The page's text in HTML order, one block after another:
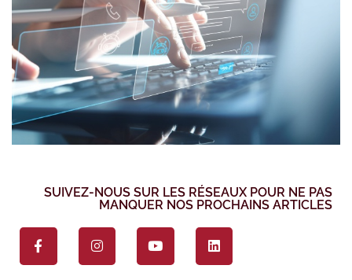
SUIVEZ-NOUS SUR LES RÉSEAUX POUR NE PAS
MANQUER NOS PROCHAINS ARTICLES